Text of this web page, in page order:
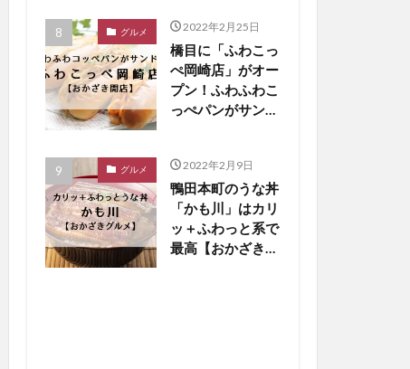
グルメ 2022年2月25日
橋目に「ふわこっ
ぺ岡崎店」がオー
プン！ふわふわこ
っぺパンがサンド
グルメ 2022年2月9日
鴨田本町のうな丼
「かも川」はカリ
ッ＋ふわっと系で
最高【おかざきグ